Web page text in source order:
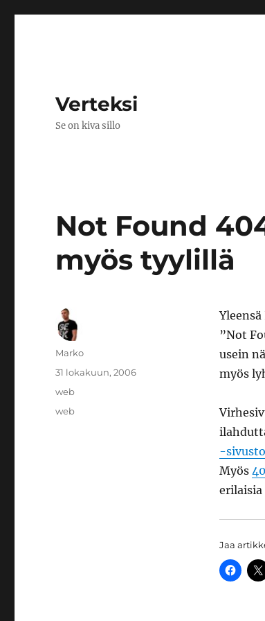
Verteksi
Se on kiva sillo
Not Found
myös tyylillä
”Not
usein
myös
-
Myös
Jaa
Kirjoittaja
Marko
Julkaistu
31 lokakuun, 2006
Kategoriat
web
Avainsanat
web